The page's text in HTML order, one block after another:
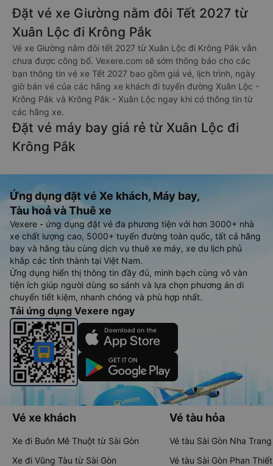
Đặt vé xe Giường nằm đôi Tết 2027 từ
Xuân Lộc đi Krông Pắk
Vé xe Giường nằm đôi tết 2027 từ Xuân Lộc đi Krông Pắk vẫn
chưa được công bố. Vexere.com sẽ sớm thông báo cho các
bạn thông tin vé xe Tết 2027 bao gồm giá vé, lịch trình, ngày
giờ bán vé của các hãng xe khách đi tuyến đường Xuân Lộc -
Krông Pắk và Krông Pắk - Xuân Lộc ngay khi có thông tin từ
các hãng xe.
Đặt vé máy bay giá rẻ từ Xuân Lộc đi
Krông Pắk
Ứng dụng đặt vé Xe khách, Máy bay,
Tàu hoả và Thuê xe
Vexere - ứng dụng đặt vé đa phương tiện với hơn 3000+ nhà
xe chất lượng cao, 5000+ tuyến đường toàn quốc, tất cả hãng
bay và hãng tàu cùng dịch vụ thuê xe máy, xe du lịch phủ
khắp các tỉnh thành tại Việt Nam.
Ứng dụng hiển thị thông tin đầy đủ, minh bạch cùng vô vàn
tiện ích giúp người dùng so sánh và lựa chọn phương án di
chuyển tiết kiệm, nhanh chóng và phù hợp nhất.
Tải ứng dụng Vexere ngay
Vé xe khách
Xe đi Buôn Mê Thuột từ Sài Gòn
Xe đi Vũng Tàu từ Sài Gòn
Vé tàu hỏa
Vé tàu Sài Gòn Nha Trang
Vé tàu Sài Gòn Phan Thiết